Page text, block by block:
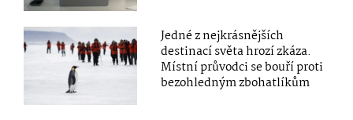
Jedné z nejkrásnějších
destinací světa hrozí zkáza.
Místní průvodci se bouří proti
bezohledným zbohatlíkům